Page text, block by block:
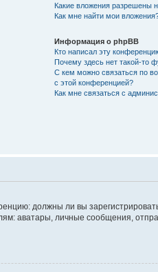
Какие вложения разрешены
Как мне найти мои
Информация о phpBB
Кто написал эту
Почему здесь нет такой-то
С кем можно связаться по
с этой конференцией?
Как мне связаться с
должны ли вы
аватары, личные сообщения,